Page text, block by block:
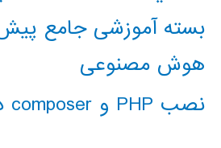
بسته آموزشی جامع
هوش مصنوعی
نصب PHP و composer در ویندوز 10